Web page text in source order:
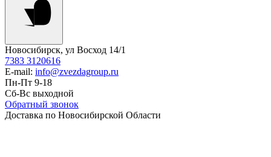
Новосибирск, ул Восход 14/1
7383 3120616
E-mail: info@zvezdagroup.ru
Пн-Пт 9-18
Сб-Вс выходной
Обратный звонок
Доставка по Новосибирской Области